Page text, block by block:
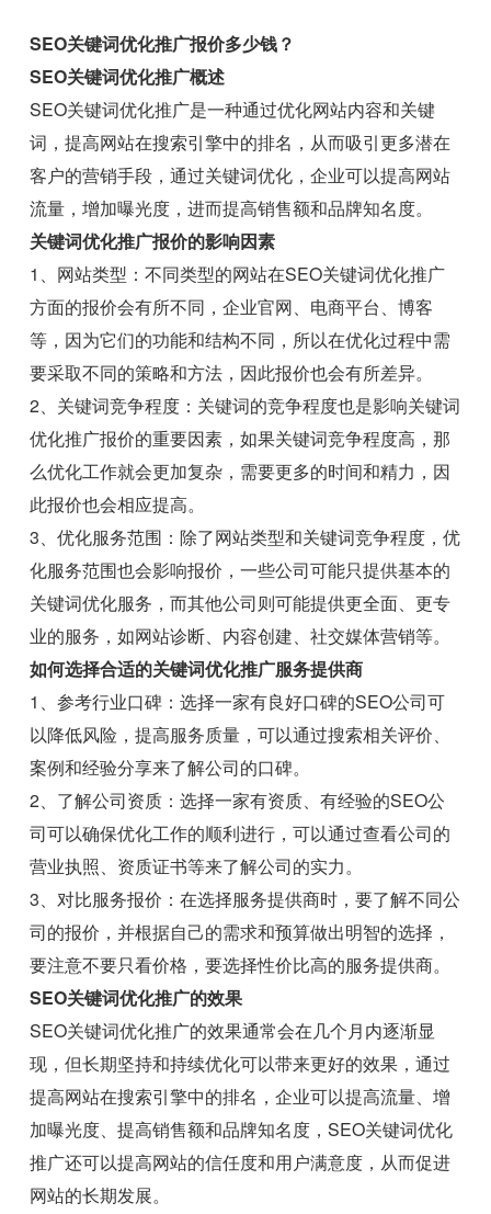
SEO关键词优化推广报价多少钱？
SEO关键词优化推广概述
SEO关键词优化推广是一种通过优化网站内容和关键
词，提高网站在搜索引擎中的排名，从而吸引更多潜在
客户的营销手段，通过关键词优化，企业可以提高网站
流量，增加曝光度，进而提高销售额和品牌知名度。
关键词优化推广报价的影响因素
1、网站类型：不同类型的网站在SEO关键词优化推广
方面的报价会有所不同，企业官网、电商平台、博客
等，因为它们的功能和结构不同，所以在优化过程中需
要采取不同的策略和方法，因此报价也会有所差异。
2、关键词竞争程度：关键词的竞争程度也是影响关键词
优化推广报价的重要因素，如果关键词竞争程度高，那
么优化工作就会更加复杂，需要更多的时间和精力，因
此报价也会相应提高。
3、优化服务范围：除了网站类型和关键词竞争程度，优
化服务范围也会影响报价，一些公司可能只提供基本的
关键词优化服务，而其他公司则可能提供更全面、更专
业的服务，如网站诊断、内容创建、社交媒体营销等。
如何选择合适的关键词优化推广服务提供商
1、参考行业口碑：选择一家有良好口碑的SEO公司可
以降低风险，提高服务质量，可以通过搜索相关评价、
案例和经验分享来了解公司的口碑。
2、了解公司资质：选择一家有资质、有经验的SEO公
司可以确保优化工作的顺利进行，可以通过查看公司的
营业执照、资质证书等来了解公司的实力。
3、对比服务报价：在选择服务提供商时，要了解不同公
司的报价，并根据自己的需求和预算做出明智的选择，
要注意不要只看价格，要选择性价比高的服务提供商。
SEO关键词优化推广的效果
SEO关键词优化推广的效果通常会在几个月内逐渐显
现，但长期坚持和持续优化可以带来更好的效果，通过
提高网站在搜索引擎中的排名，企业可以提高流量、增
加曝光度、提高销售额和品牌知名度，SEO关键词优化
推广还可以提高网站的信任度和用户满意度，从而促进
网站的长期发展。